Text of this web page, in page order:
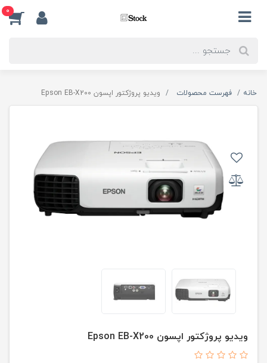
0
خانه فهرست محصولات ویدیو پروژکتور اپسون Epson EB-X200
ویدیو پروژکتور اپسون Epson EB-X200